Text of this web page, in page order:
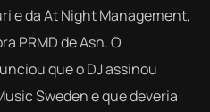
e da At Night Management,
PRMD de Ash. O
que o DJ assinou
Sweden e que deveria